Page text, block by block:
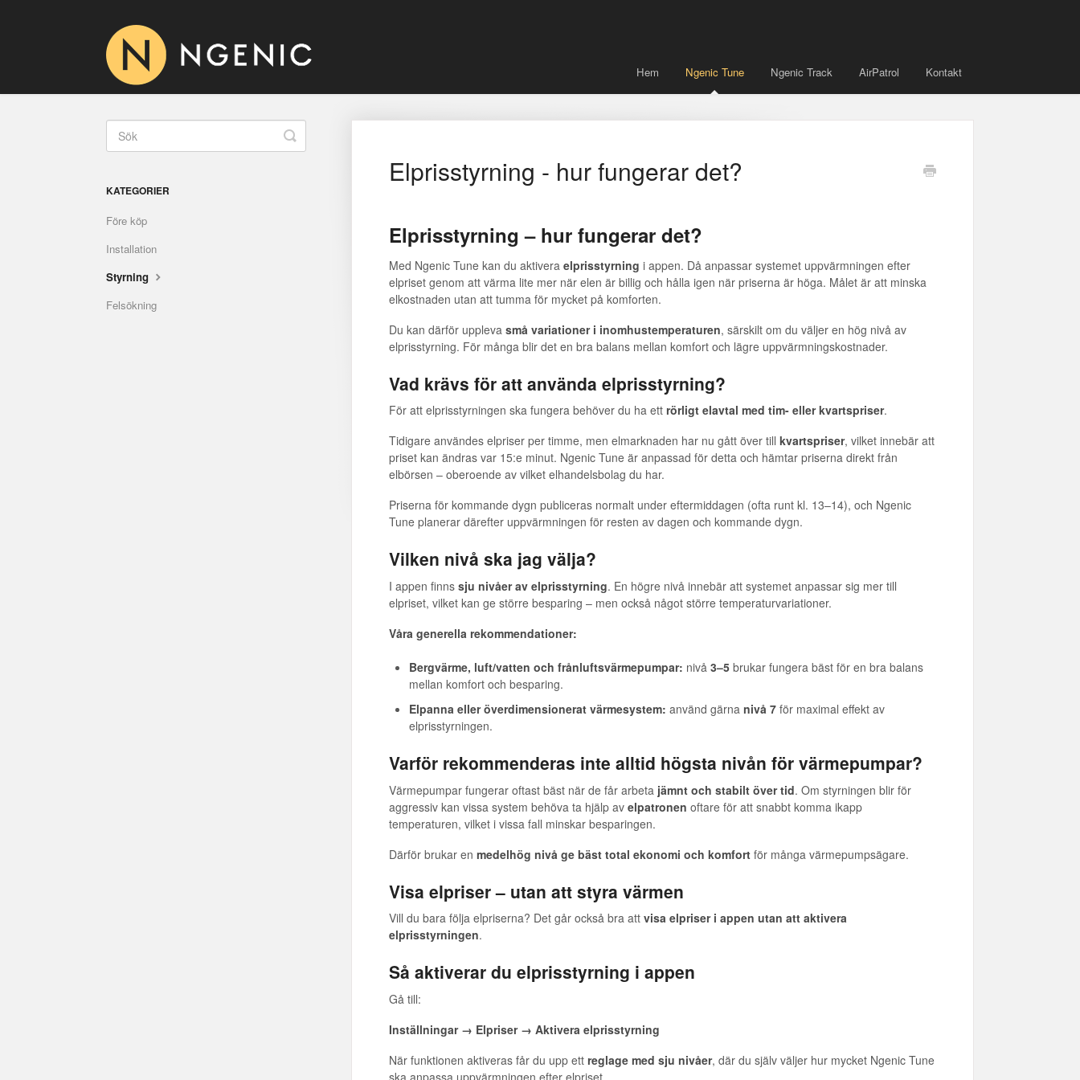
Hem Ngenic Tune Ngenic Track AirPatrol Kontakt
Elprisstyrning - hur fungerar det?
Elprisstyrning – hur fungerar det?
Med Ngenic Tune kan du aktivera elprisstyrning i appen. Då anpassar systemet uppvärmningen efter
elpriset genom att värma lite mer när elen är billig och hålla igen när priserna är höga. Målet är att minska
elkostnaden utan att tumma för mycket på komforten.
Du kan därför uppleva små variationer i inomhustemperaturen, särskilt om du väljer en hög nivå av
elprisstyrning. För många blir det en bra balans mellan komfort och lägre uppvärmningskostnader.
Vad krävs för att använda elprisstyrning?
För att elprisstyrningen ska fungera behöver du ha ett rörligt elavtal med tim- eller kvartspriser.
Tidigare användes elpriser per timme, men elmarknaden har nu gått över till kvartspriser, vilket innebär att
priset kan ändras var 15:e minut. Ngenic Tune är anpassad för detta och hämtar priserna direkt från
elbörsen – oberoende av vilket elhandelsbolag du har.
Priserna för kommande dygn publiceras normalt under eftermiddagen (ofta runt kl. 13–14), och Ngenic
Tune planerar därefter uppvärmningen för resten av dagen och kommande dygn.
Vilken nivå ska jag välja?
I appen finns sju nivåer av elprisstyrning. En högre nivå innebär att systemet anpassar sig mer till
elpriset, vilket kan ge större besparing – men också något större temperaturvariationer.
Våra generella rekommendationer:
Bergvärme, luft/vatten och frånluftsvärmepumpar: nivå 3–5brukar fungera bäst för en bra balans
mellan komfort och besparing.
Elpanna eller överdimensionerat värmesystem: använd gärna nivå 7för maximal effekt av
elprisstyrningen.
Varför rekommenderas inte alltid högsta nivån för värmepumpar?
Värmepumpar fungerar oftast bäst när de får arbeta jämnt och stabilt över tid. Om styrningen blir för
aggressiv kan vissa system behöva ta hjälp av elpatronen oftare för att snabbt komma ikapp
temperaturen, vilket i vissa fall minskar besparingen.
Därför brukar en medelhög nivå ge bäst total ekonomi och komfortför många värmepumpsägare.
Visa elpriser – utan att styra värmen
Vill du bara följa elpriserna? Det går också bra att visa elpriser i appen utan att aktivera
elprisstyrningen.
Så aktiverar du elprisstyrning i appen
Gå till:
Inställningar → Elpriser → Aktivera elprisstyrning
När funktionen aktiveras får du upp ett reglage med sju nivåer, där du själv väljer hur mycket Ngenic Tune
ska anpassa uppvärmningen efter elpriset.
Toggle
Search
KATEGORIER
Före köp
Installation
Styrning
Felsökning